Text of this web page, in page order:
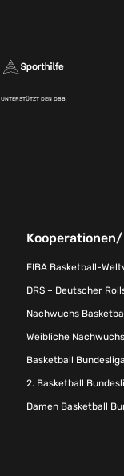
UNTERSTÜTZT DEN DBB
FIBA Basketball-
DRS – Deutscher
Nachwuchs
Weibliche
Basketball
2. Basketball
Damen Basketball